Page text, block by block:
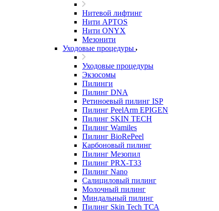
Нитевой лифтинг
Нити APTOS
Нити ONYX
Мезонити
Уходовые процедуры
Уходовые процедуры
Экзосомы
Пилинги
Пилинг DNA
Ретиноевый пилинг ISP
Пилинг PeelArm EPIGEN
Пилинг SKIN TECH
Пилинг Wamiles
Пилинг BioRePeel
Карбоновый пилинг
Пилинг Мезопил
Пилинг PRX-T33
Пилинг Nano
Салициловый пилинг
Молочный пилинг
Миндальный пилинг
Пилинг Skin Tech ТСА